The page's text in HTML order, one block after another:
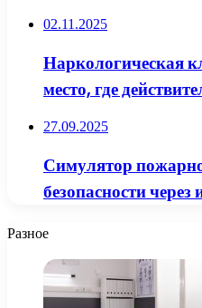
02.11.2025
Наркологическая
место, где
27.09.2025
Симулятор
безопасности через
Разное